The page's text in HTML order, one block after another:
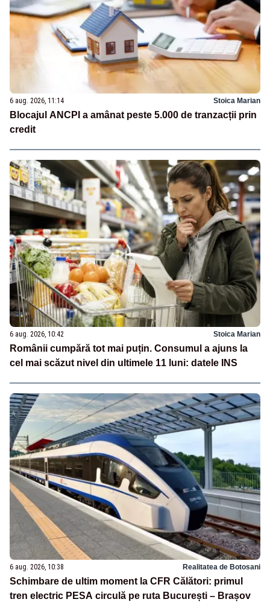
6 aug. 2026, 11:14 Stoica Marian
Blocajul ANCPI a amânat peste 5.000 de tranzacții prin
credit
6 aug. 2026, 10:42 Stoica Marian
Românii cumpără tot mai puțin. Consumul a ajuns la
cel mai scăzut nivel din ultimele 11 luni: datele INS
6 aug. 2026, 10:38 Realitatea de Botosani
Schimbare de ultim moment la CFR Călători: primul
tren electric PESA circulă pe ruta București – Brașov